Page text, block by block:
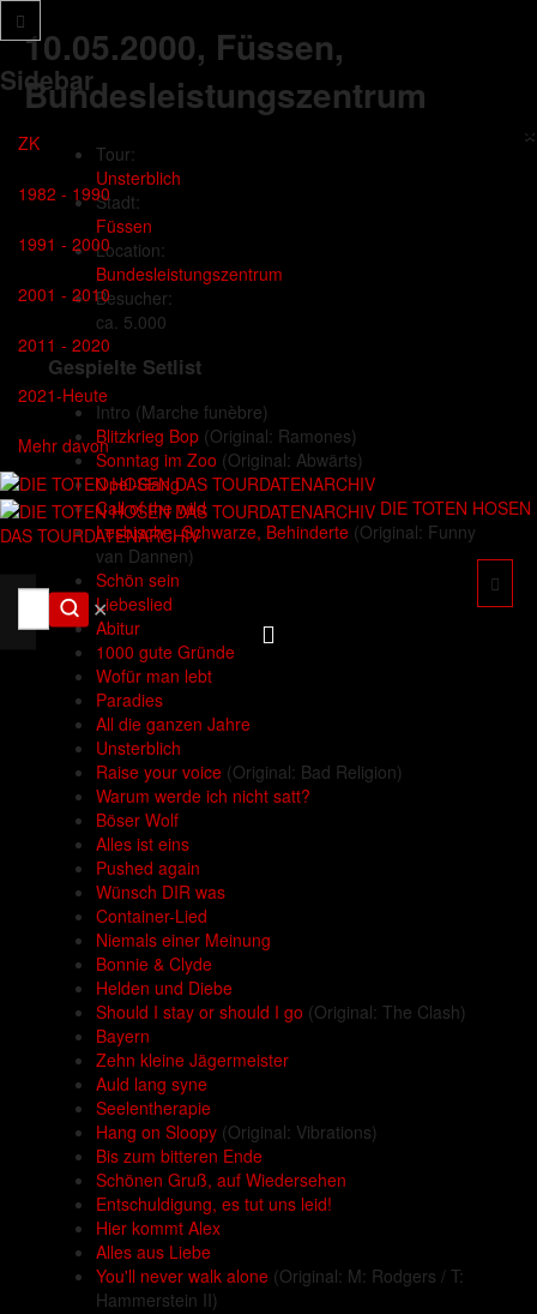
Sidebar
×
ZK
1982 - 1990
1991 - 2000
2001 - 2010
2011 - 2020
2021-Heute
Mehr davon
DIE TOTEN HOSEN
DAS TOURDATENARCHIV
✕
10.05.2000, Füssen,
Bundesleistungszentrum
Tour:
Unsterblich
Stadt:
Füssen
Location:
Bundesleistungszentrum
Besucher:
ca. 5.000
Gespielte Setlist
Intro (Marche funèbre)
Blitzkrieg Bop (Original: Ramones)
Sonntag im Zoo (Original: Abwärts)
Opel-Gang
Call of the wild
Lesbische, Schwarze, Behinderte (Original: Funny
van Dannen)
Schön sein
Liebeslied
Abitur
1000 gute Gründe
Wofür man lebt
Paradies
All die ganzen Jahre
Unsterblich
Raise your voice (Original: Bad Religion)
Warum werde ich nicht satt?
Böser Wolf
Alles ist eins
Pushed again
Wünsch DIR was
Container-Lied
Niemals einer Meinung
Bonnie & Clyde
Helden und Diebe
Should I stay or should I go (Original: The Clash)
Bayern
Zehn kleine Jägermeister
Auld lang syne
Seelentherapie
Hang on Sloopy (Original: Vibrations)
Bis zum bitteren Ende
Schönen Gruß, auf Wiedersehen
Entschuldigung, es tut uns leid!
Hier kommt Alex
Alles aus Liebe
You'll never walk alone (Original: M: Rodgers / T:
Hammerstein II)